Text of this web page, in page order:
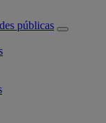
públicas